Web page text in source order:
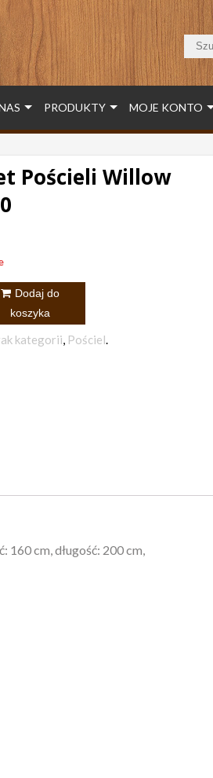
PRODUKTY MOJE KONTO
Pościeli Willow
Dodaj do
koszyka
kategorii, Pościel.
160 cm, długość: 200 cm,